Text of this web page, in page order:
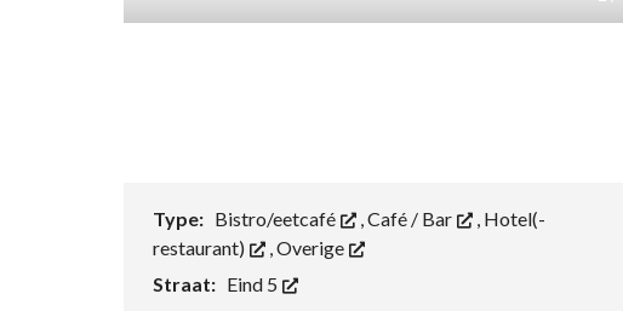
Type: Bistro/eetcafé ,Café / Bar , Hotel(-
restaurant)
,Overige
Straat: Eind 5